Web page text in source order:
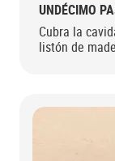
UNDÉCIMO
Cubra la
listón de